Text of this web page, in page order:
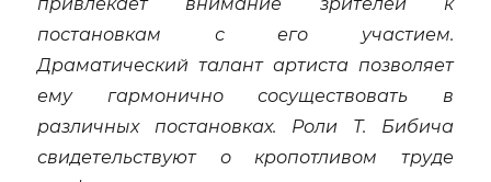
постановкам с его участием.
Драматический талант артиста позволяет
ему гармонично сосуществовать в
различных постановках. Роли Т. Бибича
свидетельствуют о кропотливом труде